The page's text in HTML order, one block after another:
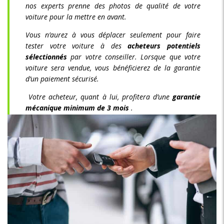
nos experts prenne des photos de qualité de votre
voiture pour la mettre en avant.
Vous n’aurez à vous déplacer seulement pour faire
tester votre voiture à desacheteurs potentiels
sélectionnés par votre conseiller. Lorsque que votre
voiture sera vendue, vous bénéficierez de la garantie
d’un paiement sécurisé.
Votre acheteur, quant à lui, profitera d’unegarantie
mécanique minimum de 3 mois .